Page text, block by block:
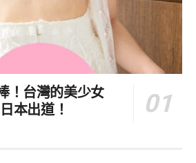
！台灣的美少女
本出道！